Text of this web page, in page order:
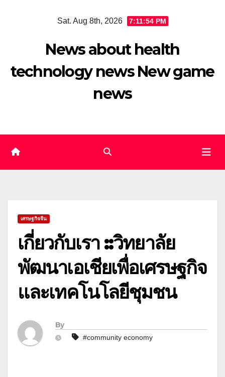
Sat. Aug 8th, 2026 7:11:55 PM
News about health
technology news New game
news
เศรษฐกิจจีน
เกี่ยวกับเรา ::วิทยาลัย
พัฒนาเอเชียเพื่อเศรษฐกิจ
และเทคโนโลยีชุมชน
By
#community economy